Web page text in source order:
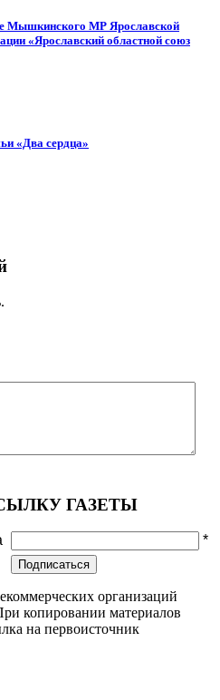
Мышкинского МР Ярославской
«Ярославский областной союз
«Два сердца»
ГАЗЕТЫ
*
Подписаться
организаций
копировании материалов
на первоисточник